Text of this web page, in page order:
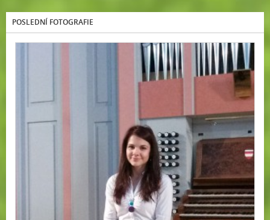
POSLEDNÍ FOTOGRAFIE